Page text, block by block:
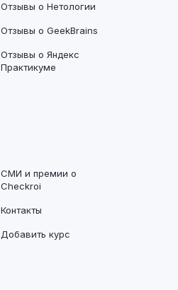
Отзывы о Нетологии
Отзывы о GeekBrains
Отзывы о Яндекс
Практикуме
СМИ и премии о
Checkroi
Контакты
Добавить курс